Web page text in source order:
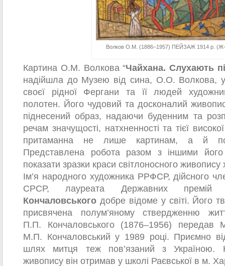
Волков О.М. (1886–1957) ПЕЙЗАЖ 1914 р.
Картина О.М. Волкова “Чайхана. Слухають
надійшла до Музею від сина, О.О. Волкова,
своєї рідної Фергани та її людей
полотен. Його чудовий та досконалий
піднесений образ, надаючи буденним та
речам значущості, натхненності та тієї
притаманна не лише картинам, а й
Представлена робота разом з іншими
показати зразки краси світлоносного
Ім’я народного художника РРФСР, дійсного
СРСР, лауреата Державних
Кончаловського добре відоме у світі. Його
присвячена полум’яному ствердженню
П.П. Кончаловського (1876–1956) передав
М.П. Кончаловський у 1989 році. Приємно
шлях митця теж пов’язаний з Україною.
живопису він отримав у школі Раєвської в м.